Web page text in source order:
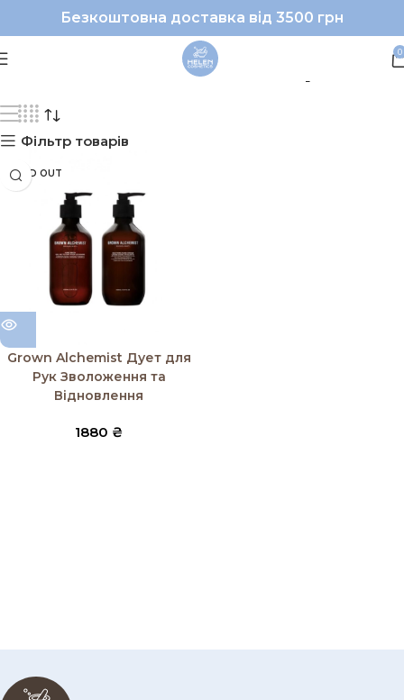
Безкоштовна доставка від 3500 грн
0
Фільтр товарів
SOLD OUT
Grown Alchemist Дует для
Рук Зволоження та
Відновлення
1880 ₴